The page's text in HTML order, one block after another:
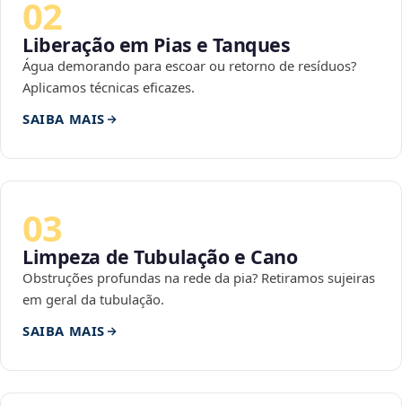
02
Liberação em Pias e Tanques
Água demorando para escoar ou retorno de resíduos?
Aplicamos técnicas eficazes.
SAIBA MAIS
03
Limpeza de Tubulação e Cano
Obstruções profundas na rede da pia? Retiramos sujeiras
em geral da tubulação.
SAIBA MAIS